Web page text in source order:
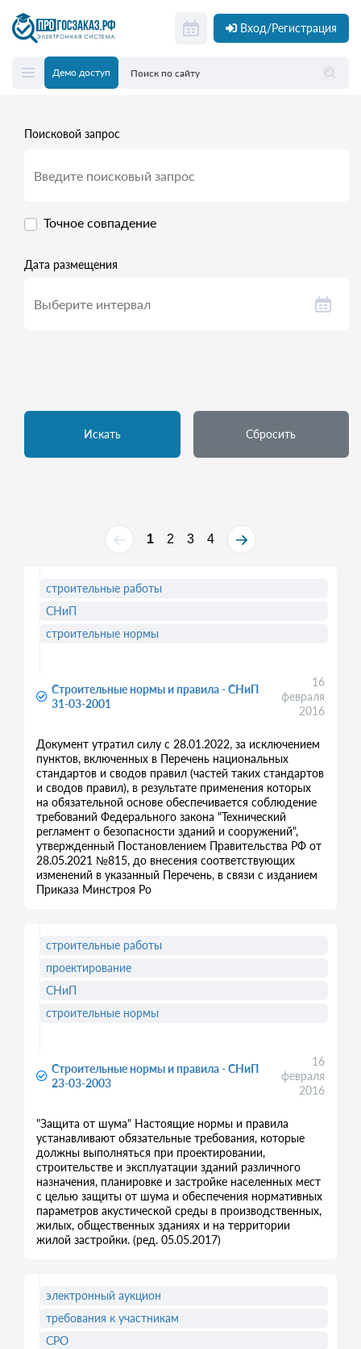
Вход/Регистрация
Демо доступ
Поисковой запрос
Точное совпадение
Дата размещения
Искать Сбросить
1 2 3 4
Строительные нормы и правила - СНиП
31-03-2001
16
февраля
2016
Документ утратил силу с 28.01.2022, за исключением
пунктов, включенных в Перечень национальных
стандартов и сводов правил (частей таких стандартов
и сводов правил), в результате применения которых
на обязательной основе обеспечивается соблюдение
требований Федерального закона "Технический
регламент о безопасности зданий и сооружений",
утвержденный Постановлением Правительства РФ от
28.05.2021 №815, до внесения соответствующих
изменений в указанный Перечень, в связи с изданием
Приказа Минстроя Ро
строительные работы
СНиП
строительные нормы
Строительные нормы и правила - СНиП
23-03-2003
16
февраля
2016
"Защита от шума" Настоящие нормы и правила
устанавливают обязательные требования, которые
должны выполняться при проектировании,
строительстве и эксплуатации зданий различного
назначения, планировке и застройке населенных мест
с целью защиты от шума и обеспечения нормативных
параметров акустической среды в производственных,
жилых, общественных зданиях и на территории
жилой застройки. (ред. 05.05.2017)
строительные работы
проектирование
СНиП
строительные нормы
электронный аукцион
требования к участникам
СРО